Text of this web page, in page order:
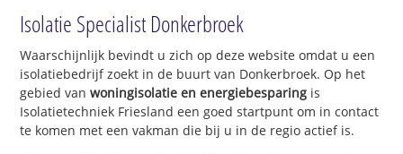
Isolatie Specialist Donkerbroek
Waarschijnlijk bevindt u zich op deze website omdat u een
isolatiebedrijf zoekt in de buurt van Donkerbroek. Op het
gebied vanwoningisolatie en energiebesparing is
Isolatietechniek Friesland een goed startpunt om in contact
te komen met een vakman die bij u in de regio actief is.